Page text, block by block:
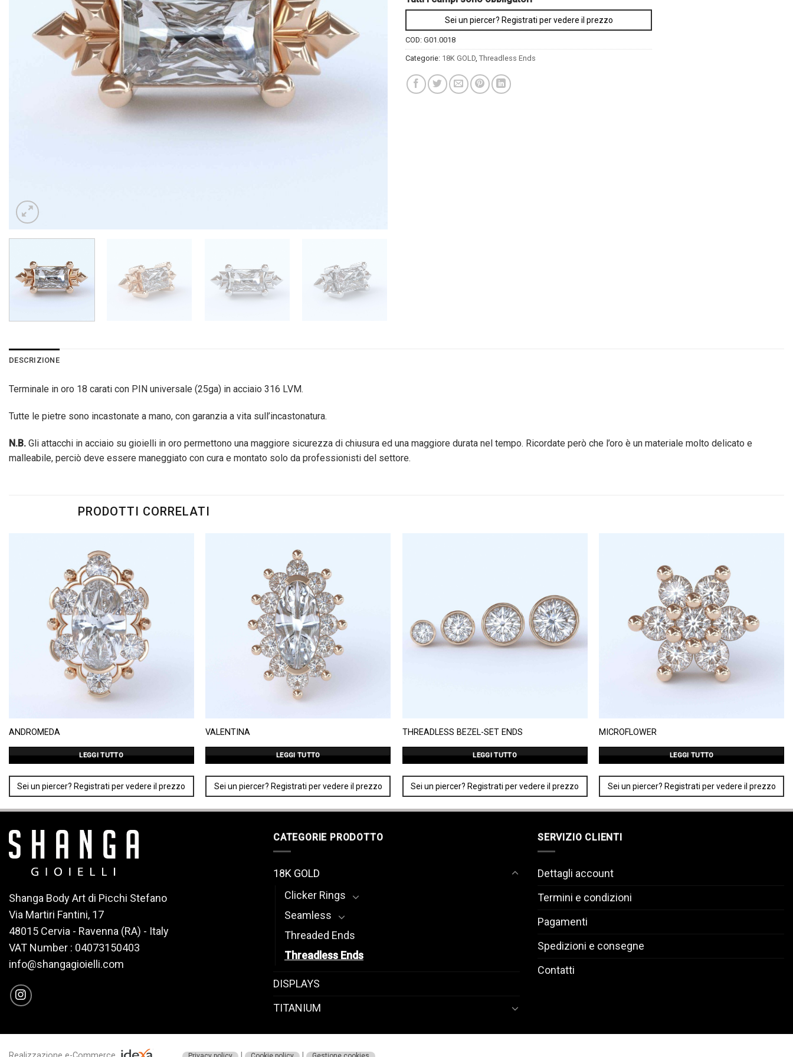
Sei un piercer? Registrati per vedere il prezzo
COD: G01.0018
Categorie: 18K GOLD Threadless Ends
DESCRIZIONE
Terminale in oro 18 carati con PIN universale (25ga) in acciaio 316 LVM.
Tutte le pietre sono incastonate a mano, con garanzia a vita sull’incastonatura.
N.B. Gli attacchi in acciaio su gioielli in oro permettono una maggiore sicurezza di chiusura ed una maggiore durata nel tempo. Ricordate però che l’oro è un materiale molto delicato e
malleabile, perciò deve essere maneggiato con cura e montato solo da professionisti del settore.
PRODOTTI CORRELATI
ANDROMEDA
LEGGI TUTTO
Sei un piercer? Registrati per vedere il prezzo
VALENTINA
LEGGI TUTTO
Sei un piercer? Registrati per vedere il prezzo
THREADLESS BEZEL-SET ENDS
LEGGI TUTTO
Sei un piercer? Registrati per vedere il prezzo
MICROFLOWER
LEGGI TUTTO
Sei un piercer? Registrati per vedere il prezzo
Shanga Body Art di Picchi Stefano
Via Martiri Fantini, 17
48015 Cervia - Ravenna (RA) - Italy
VAT Number : 04073150403
info@shangagioielli.com
CATEGORIE PRODOTTO
18K GOLD
Clicker Rings
Seamless
Threaded Ends
Threadless Ends
DISPLAYS
TITANIUM
SERVIZIO CLIENTI
Dettagli account
Termini e condizioni
Pagamenti
Spedizioni e consegne
Contatti